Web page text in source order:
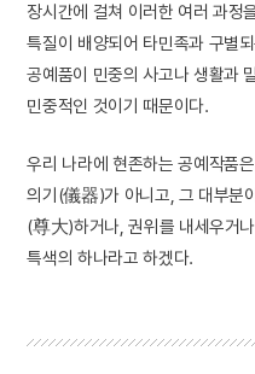
장시간에 걸쳐 이러한 여러 과정
특질이 배양되어 타민족과 구별
공예품이 민중의 사고나 생활과
민중적인 것이기 때문이다.
우리 나라에 현존하는 공예작품
의기(儀器)가 아니고, 그 대부분
(尊大)하거나, 권위를 내세우거
특색의 하나라고 하겠다.